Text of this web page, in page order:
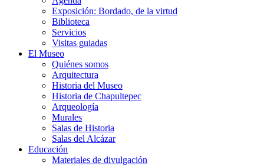
Exposición: Bordado, de la virtud
Biblioteca
Servicios
Visitas guiadas
El Museo
Quiénes somos
Arquitectura
Historia del Museo
Historia de Chapultepec
Arqueología
Murales
Salas de Historia
Salas del Alcázar
Educación
Materiales de divulgación